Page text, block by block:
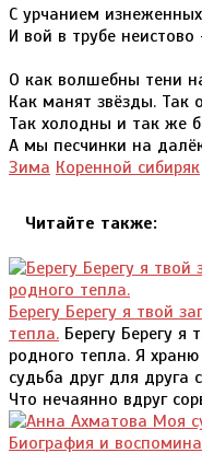
С урчанием
И вой в трубе неистово
О как волшебны тени
Как манят звёзды. Так
Так холодны и так же
А мы песчинки на
Зима Коренной сибиряк
Читайте также:
Берегу Берегу я твой
тепла. Берегу Берегу я
родного тепла. Я
судьба друг для друга
Что нечаянно вдруг